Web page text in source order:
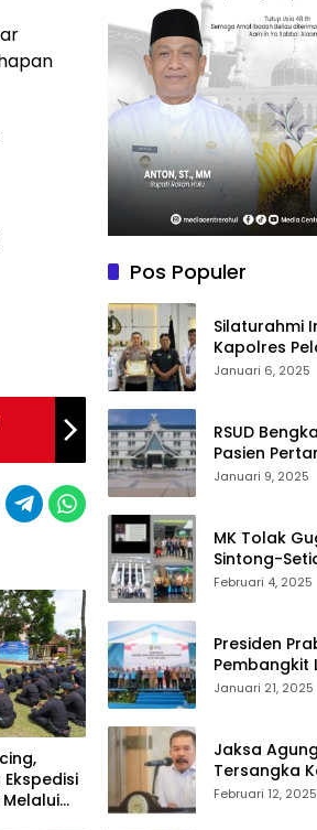
Melalui
Pos Populer
Silaturahmi
Kapolres
Afrizal Asri,
Januari 6, 2025
RSUD
Pasien
Stroke
Januari 9, 2025
MK Tolak
Sintong-
Sengketa
Februari 4, 2025
Presiden
Pembangkit
PLTA
Januari 21, 2025
Jaksa
Tersangka
Kehutanan,
Februari 12, 2025